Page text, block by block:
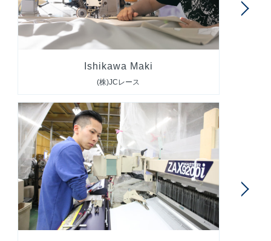
Ishikawa Maki
(株)JCレース